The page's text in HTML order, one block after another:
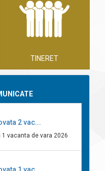
TINERET
2 vac...
vacanta de vara 2026